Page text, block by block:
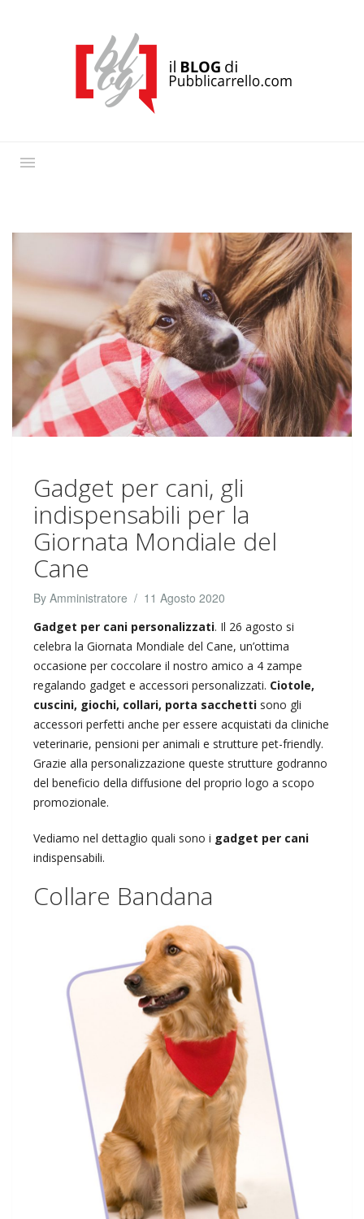
Gadget per cani, gli
indispensabili per la
Giornata Mondiale del
Cane
By Amministratore / 11 Agosto 2020
Gadget per cani personalizzati. Il 26 agosto si
celebra la Giornata Mondiale del Cane, un’ottima
occasione per coccolare il nostro amico a 4 zampe
regalando gadget e accessori personalizzati. Ciotole,
cuscini, giochi, collari, porta sacchetti sono gli
accessori perfetti anche per essere acquistati da cliniche
veterinarie, pensioni per animali e strutture pet-friendly.
Grazie alla personalizzazione queste strutture godranno
del beneficio della diffusione del proprio logo a scopo
promozionale.
Vediamo nel dettaglio quali sono i gadget per cani
indispensabili.
Collare Bandana